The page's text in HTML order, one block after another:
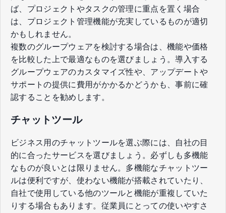
ば、プロジェクトやタスクの管理に重点を置く場合
は、プロジェクト管理機能が充実しているものが適切
かもしれません。
複数のグループウェアを検討する場合は、機能や価格
を比較した上で最適なものを選びましょう。導入する
グループウェアのカスタマイズ性や、アップデートや
サポートの提供に費用がかかるかどうかも、事前に確
認することを勧めします。
チャットツール
ビジネス用のチャットツールを選ぶ際には、自社の目
的に合ったサービスを選びましょう。必ずしも多機能
なものが良いとは限りません。多機能なチャットツー
ルは便利ですが、使わない機能が搭載されていたり、
自社で使用している他のツールと機能が重複していた
りする場合もあります。従業員にとっての使いやすさ